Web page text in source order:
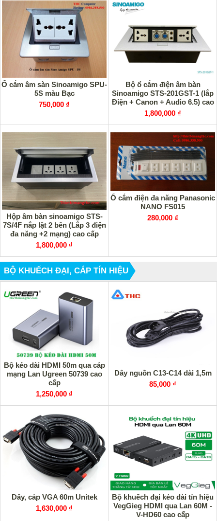
Ổ cắm âm sàn Sinoamigo SPU-
5S màu Bạc
750,000 ₫
Bộ ổ cắm điện âm bàn
Sinoamigo STS-201GST-1 (lắp
Điện + Canon + Audio 6.5) cao
cấp
1,800,000 ₫
Hộp âm bàn sinoamigo STS-
7S/4F nắp lật 2 bên (Lắp 3 điện
đa năng +2 mạng) cao cấp
1,800,000 ₫
Ổ cắm điện đa năng Panasonic
NANO FS015
280,000 ₫
BỘ KHUẾCH ĐẠI, CÁP TÍN HIỆU
Bộ kéo dài HDMI 50m qua cáp
mạng Lan Ugreen 50739 cao
cấp
1,250,000 ₫
Dây nguồn C13-C14 dài 1,5m
85,000 ₫
Dây, cáp VGA 60m Unitek
1,630,000 ₫
Bộ khuếch đại kéo dài tín hiệu
VegGieg HDMI qua Lan 60M -
V-HD60 cao cấp